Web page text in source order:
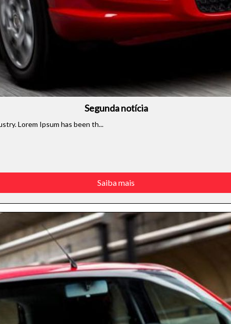
ou diminuir a fonte em nosso site, utilize os atalhos Ctrl+
e Ctrl- (para diminuir) no seu teclado.
Segunda notícia
Lorem Ipsum has been th...
Saiba mais